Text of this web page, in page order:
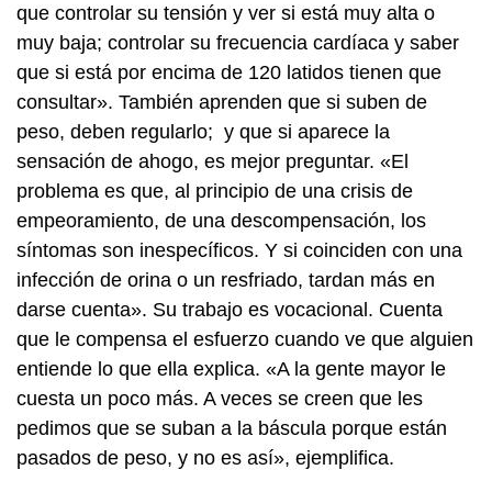
que controlar su tensión y ver si está muy alta o
muy baja; controlar su frecuencia cardíaca y saber
que si está por encima de 120 latidos tienen que
consultar». También aprenden que si suben de
peso, deben regularlo; y que si aparece la
sensación de ahogo, es mejor preguntar. «El
problema es que, al principio de una crisis de
empeoramiento, de una descompensación, los
síntomas son inespecíficos. Y si coinciden con una
infección de orina o un resfriado, tardan más en
darse cuenta». Su trabajo es vocacional. Cuenta
que le compensa el esfuerzo cuando ve que alguien
entiende lo que ella explica. «A la gente mayor le
cuesta un poco más. A veces se creen que les
pedimos que se suban a la báscula porque están
pasados de peso, y no es así», ejemplifica.